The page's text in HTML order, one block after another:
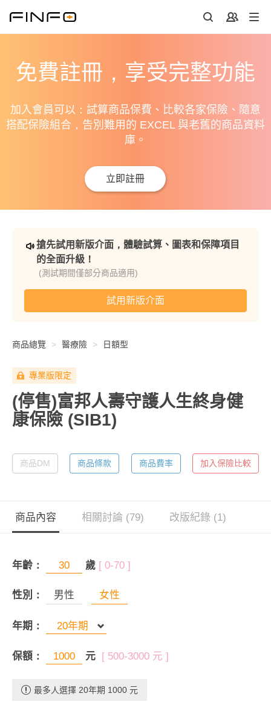
免費註冊，享受完整功能
加入會員可以：試算商品保費、比較各家保險、隨意
搭配保險組合，告別難用的 EXCEL 與老舊的商品資料
庫。
立即註冊
搶先試用新版介面，體驗試算、圖表和保障項目
的全面升級！
(測試期間僅部分商品適用)
試用新版介面
商品總覽 醫療險 日額型
專業版限定
(停售)富邦人壽守護人生終身健
康保險 (SIB1)
商品DM 商品條款 商品費率 加入保險比較
商品內容 相關討論 (79) 改版紀錄 (1)
年齡： 歲 [ 0-70 ]
性別： 男性 女性
年期：
保額： 元 [ 500-3000 元 ]
最多人選擇 20年期 1000 元